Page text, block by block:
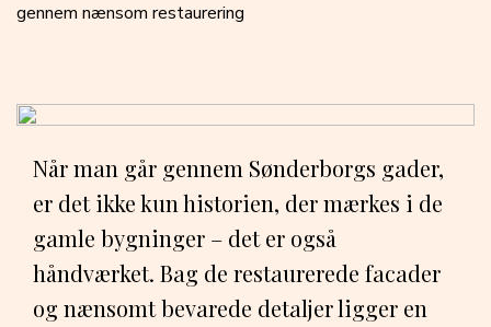
gennem nænsom restaurering
Når man går gennem Sønderborgs gader,
er det ikke kun historien, der mærkes i de
gamle bygninger – det er også
håndværket. Bag de restaurerede facader
og nænsomt bevarede detaljer ligger en